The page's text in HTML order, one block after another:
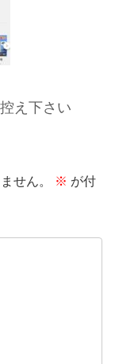
え下さい
せん。 ※ が付